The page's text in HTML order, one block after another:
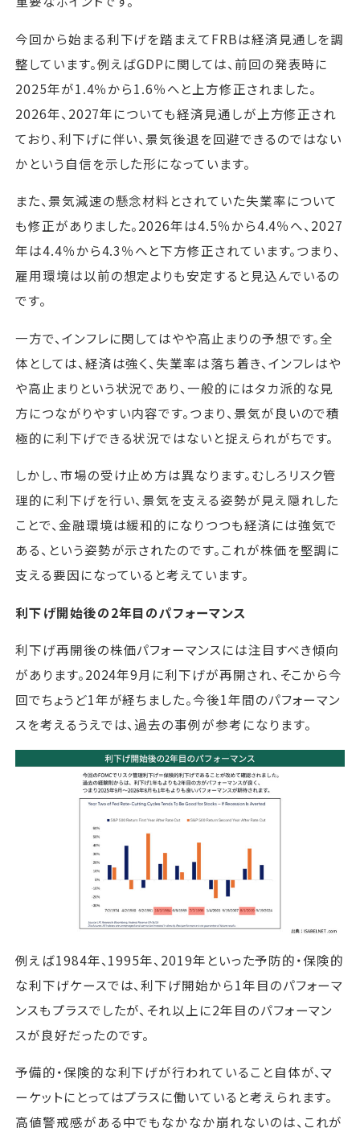
今回から始まる利下げを踏まえてFRBは経済見通しを調
整しています。例えばGDPに関しては、前回の発表時に
2025年が1.4％から1.6％へと上方修正されました。
2026年、2027年についても経済見通しが上方修正され
ており、利下げに伴い、景気後退を回避できるのではない
かという自信を示した形になっています。
また、景気減速の懸念材料とされていた失業率について
も修正がありました。2026年は4.5％から4.4％へ、2027
年は4.4％から4.3％へと下方修正されています。つまり、
雇用環境は以前の想定よりも安定すると見込んでいるの
です。
一方で、インフレに関してはやや高止まりの予想です。全
体としては、経済は強く、失業率は落ち着き、インフレはや
や高止まりという状況であり、一般的にはタカ派的な見
方につながりやすい内容です。つまり、景気が良いので積
極的に利下げできる状況ではないと捉えられがちです。
しかし、市場の受け止め方は異なります。むしろリスク管
理的に利下げを行い、景気を支える姿勢が見え隠れした
ことで、金融環境は緩和的になりつつも経済には強気で
ある、という姿勢が示されたのです。これが株価を堅調に
支える要因になっていると考えています。
利下げ開始後の2年目のパフォーマンス
利下げ再開後の株価パフォーマンスには注目すべき傾向
があります。2024年9月に利下げが再開され、そこから今
回でちょうど1年が経ちました。今後1年間のパフォーマン
スを考えるうえでは、過去の事例が参考になります。
例えば1984年、1995年、2019年といった予防的・保険的
な利下げケースでは、利下げ開始から1年目のパフォーマ
ンスもプラスでしたが、それ以上に2年目のパフォーマン
スが良好だったのです。
予備的・保険的な利下げが行われていること自体が、マ
ーケットにとってはプラスに働いていると考えられます。
高値警戒感がある中でもなかなか崩れないのは、これが